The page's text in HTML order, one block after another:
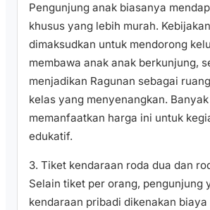
Pengunjung anak biasanya
khusus yang lebih murah.
dimaksudkan untuk mendorong
membawa anak anak berkunjung,
menjadikan Ragunan sebagai
kelas yang menyenangkan.
memanfaatkan harga ini untuk
edukatif.
3. Tiket kendaraan roda dua dan
Selain tiket per orang, pengunjung
kendaraan pribadi dikenakan